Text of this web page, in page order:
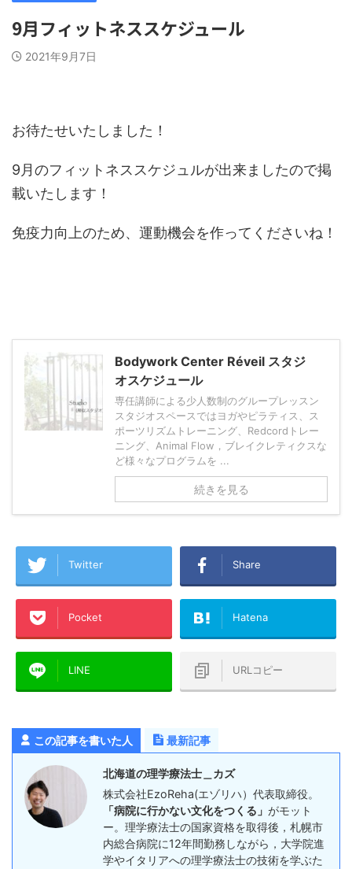
9月フィットネススケジュール
2021年9月7日
お待たせいたしました！
9月のフィットネススケジュルが出来ましたので掲
載いたします！
免疫力向上のため、運動機会を作ってくださいね！
Bodywork Center Réveil スタジ
オスケジュール
専任講師による少人数制のグループレッスン
スタジオスペースではヨガやピラティス、ス
ポーツリズムトレーニング、Redcordトレー
ニング、Animal Flow，ブレイクレティクスな
ど様々なプログラムを ...
続きを見る
Twitter Share
Pocket Hatena
LINE URLコピー
この記事を書いた人 最新記事
北海道の理学療法士＿カズ
株式会社EzoReha(エゾリハ）代表取締役。
「病院に行かない文化をつくる」 がモット
ー。理学療法士の国家資格を取得後，札幌市
内総合病院に12年間勤務しながら，大学院進
学やイタリアへの理学療法士の技術を学ぶた